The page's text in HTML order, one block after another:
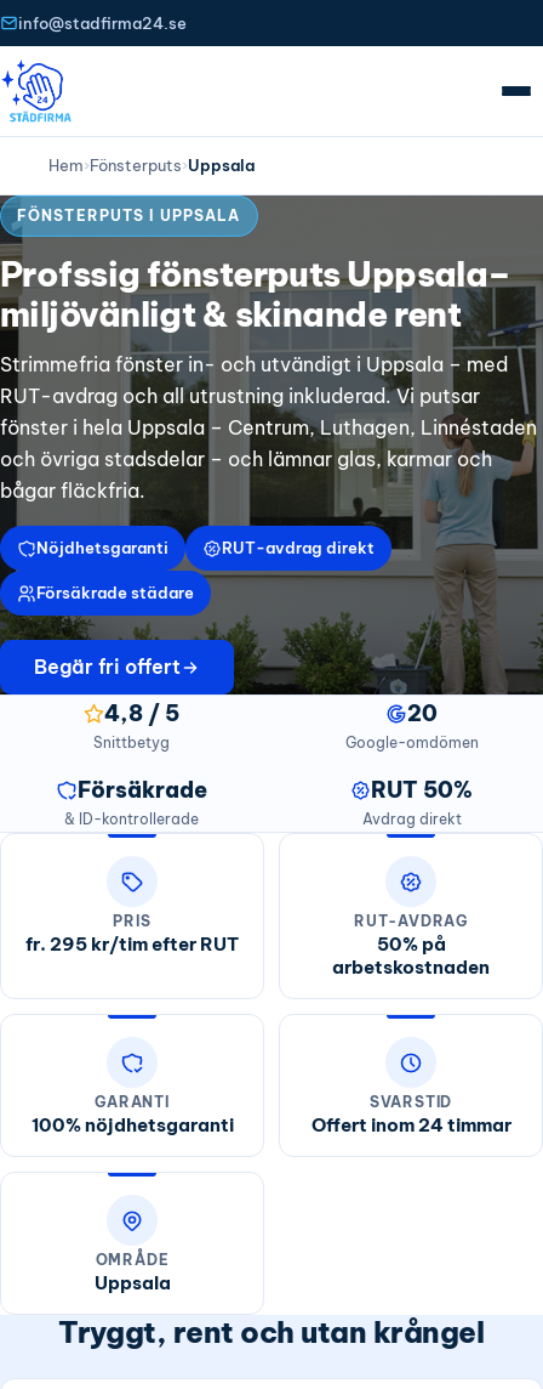
info@stadfirma24.se
Hem›Fönsterputs›Uppsala
FÖNSTERPUTS I UPPSALA
Profssig fönsterputs Uppsala–
miljövänligt & skinande rent
Strimmefria fönster in- och utvändigt i Uppsala – med
RUT-avdrag och all utrustning inkluderad. Vi putsar
fönster i hela Uppsala – Centrum, Luthagen, Linnéstaden
och övriga stadsdelar – och lämnar glas, karmar och
bågar fläckfria.
Nöjdhetsgaranti RUT-avdrag direkt
Försäkrade städare
Begär fri offert
4,8 / 5
Snittbetyg
20
Google-omdömen
Försäkrade
& ID-kontrollerade
RUT 50%
Avdrag direkt
PRIS
fr. 295 kr/tim efter RUT
RUT-AVDRAG
50% på
arbetskostnaden
GARANTI
100% nöjdhetsgaranti
SVARSTID
Offert inom 24 timmar
OMRÅDE
Uppsala
Tryggt, rent och utan krångel